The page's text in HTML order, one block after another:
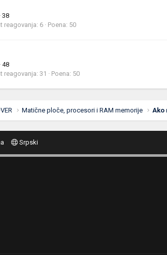
· 38
reagovanja 6 Poena 50
· 48
reagovanja 31 Poena 50
Matične ploče, procesori i RAM memorije Ako
Srpski